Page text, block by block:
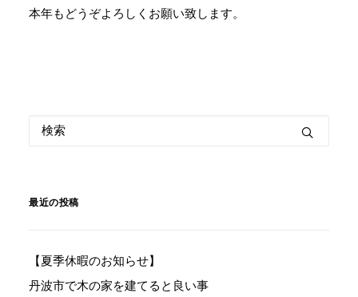
本年もどうぞよろしくお願い致します。
最近の投稿
【夏季休暇のお知らせ】
丹波市で木の家を建てると良い事